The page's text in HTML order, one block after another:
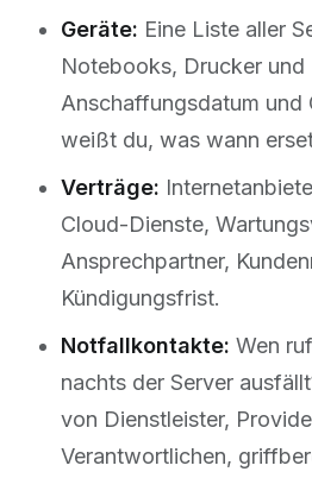
Geräte: Eine Liste aller
Notebooks, Drucker
Anschaffungsdatum und
weißt du, was wann
Verträge:
Cloud-Dienste,
Ansprechpartner,
Kündigungsfrist.
Notfallkontakte: Wen
nachts der Server
von Dienstleister,
Verantwortlichen,